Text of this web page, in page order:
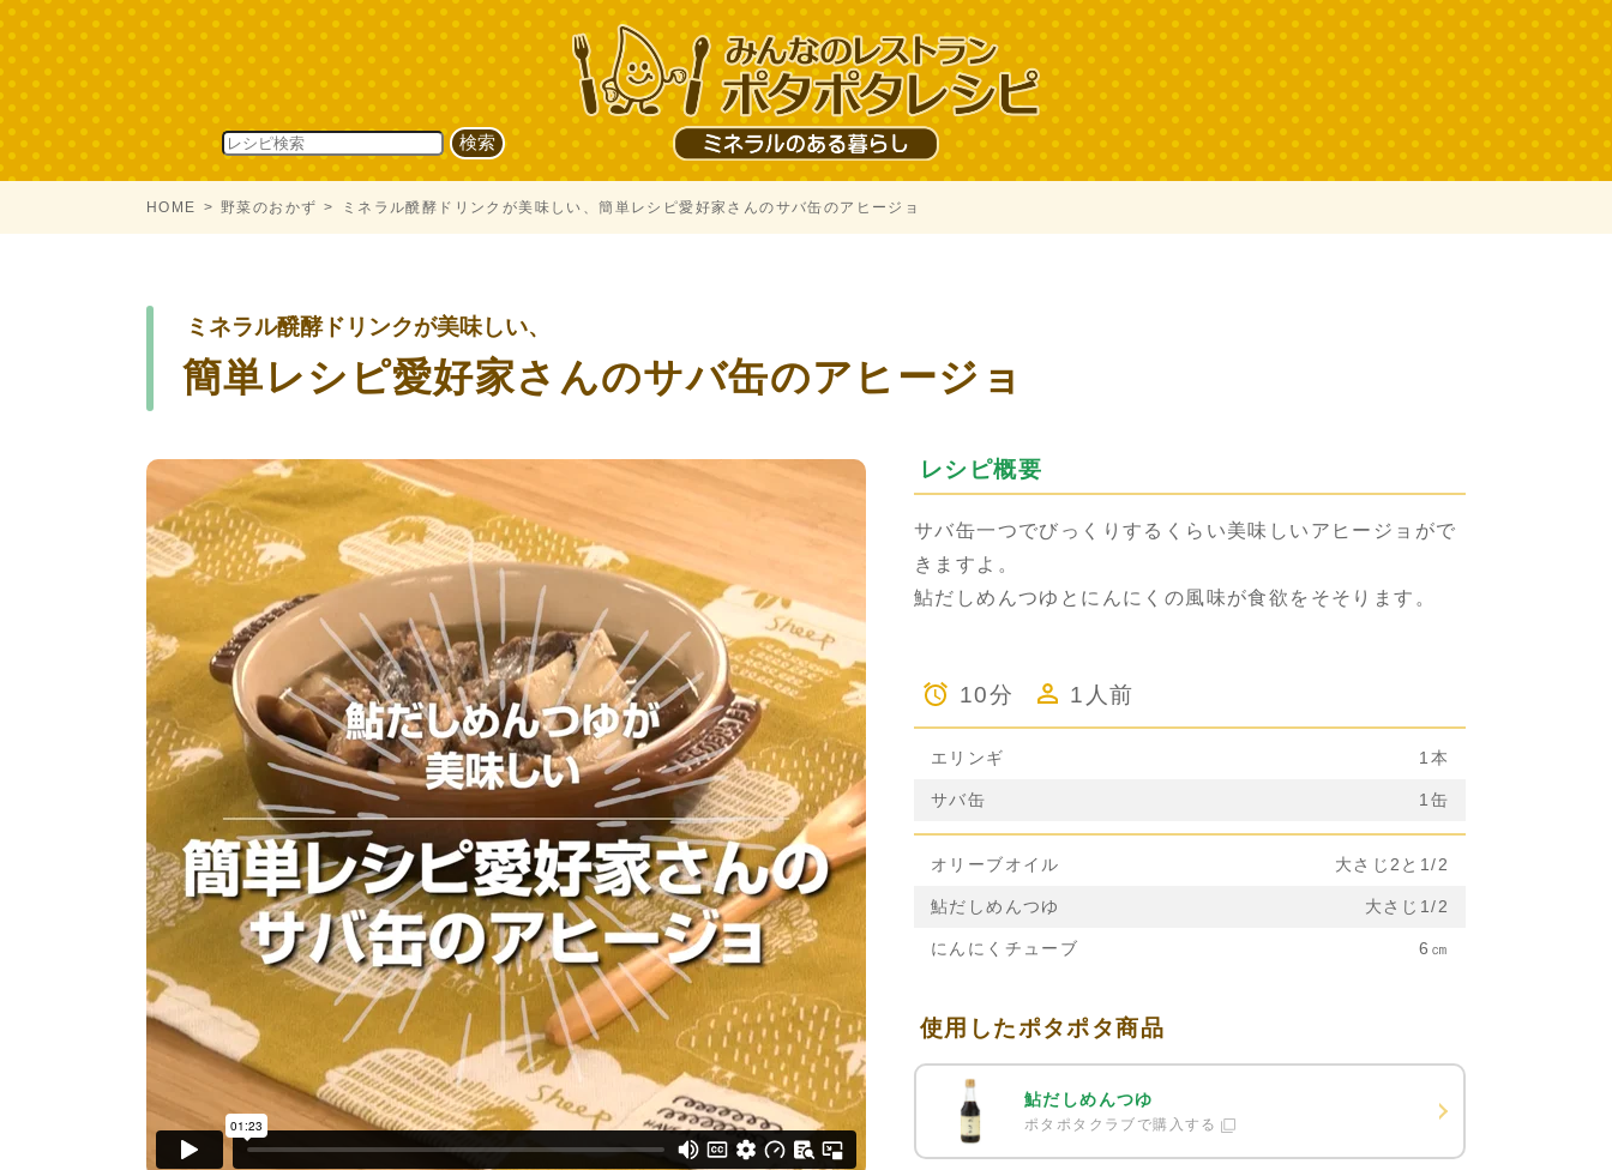
HOME 野菜のおかず ミネラル醗酵ドリンクが美味しい、簡単レシピ愛好家さんのサバ缶のアヒージョ
ミネラル醗酵ドリンクが美味しい、
簡単レシピ愛好家さんのサバ缶のアヒージョ
レシピ概要
サバ缶一つでびっくりするくらい美味しいアヒージョがで
きますよ。
鮎だしめんつゆとにんにくの風味が食欲をそそります。
10分 1人前
エリンギ 1本
サバ缶 1缶
オリーブオイル 大さじ2と1/2
鮎だしめんつゆ 大さじ1/2
にんにくチューブ 6㎝
使用したポタポタ商品
鮎だしめんつゆ
ポタポタクラブで購入する